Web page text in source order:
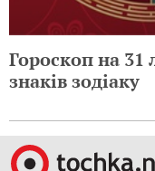
Гороскоп на 31
знаків зодіаку